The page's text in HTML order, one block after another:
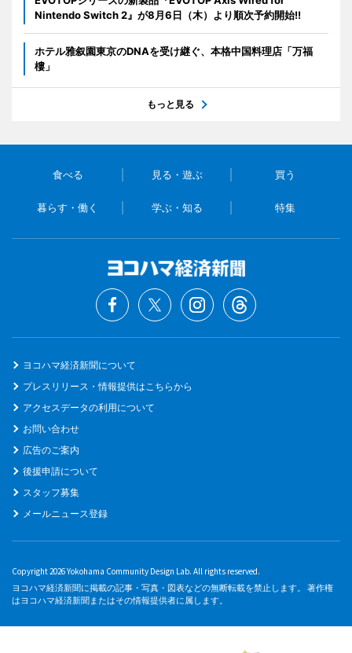
Nintendo Switch 2』が8月6日（木）より順次予約開始!!
ホテル雅叙園東京のDNAを受け継ぐ、本格中国料理店「万福
樓」
もっと見る
食べる 見る・遊ぶ 買う
暮らす・働く 学ぶ・知る 特集
ヨコハマ経済新聞について
プレスリリース・情報提供はこちらから
アクセスデータの利用について
お問い合わせ
広告のご案内
後援申請について
スタッフ募集
メールニュース登録
Copyright 2026 Yokohama Community Design Lab. All rights reserved.
ヨコハマ経済新聞に掲載の記事・写真・図表などの無断転載を禁止します。 著作権
はヨコハマ経済新聞またはその情報提供者に属します。